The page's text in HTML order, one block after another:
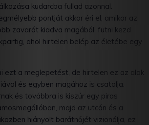
kudarcba fullad azonnal.
pontját akkor éri el, amikor az
zavarát kiadva magából, futni kezd
ahol hirtelen belép az életébe egy
ezt a meglepetést, de hirtelen ez az alak
és egyben magához is csatolja.
és továbbra is kiszúr egy piros
majd az utcán és a
hiányolt barátnőjét vizionálja, ez